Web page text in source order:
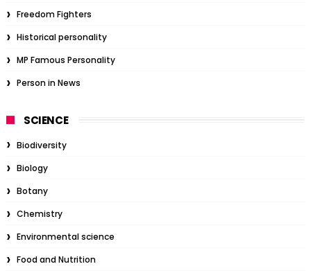
Freedom Fighters
Historical personality
MP Famous Personality
Person in News
SCIENCE
Biodiversity
Biology
Botany
Chemistry
Environmental science
Food and Nutrition